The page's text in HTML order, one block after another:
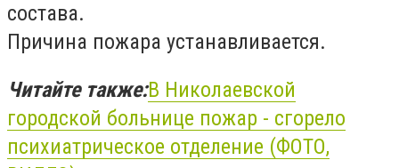
состава.
Причина пожара устанавливается.
Читайте также:В Николаевской
городской больнице пожар - сгорело
психиатрическое отделение (ФОТО,